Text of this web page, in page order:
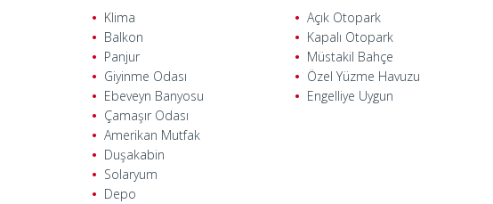
Klima
Balkon
Panjur
Giyinme Odası
Ebeveyn Banyosu
Çamaşır Odası
Amerikan Mutfak
Duşakabin
Solaryum
Depo
Açık Otopark
Kapalı Otopark
Müstakil Bahçe
Özel Yüzme Havuzu
Engelliye Uygun